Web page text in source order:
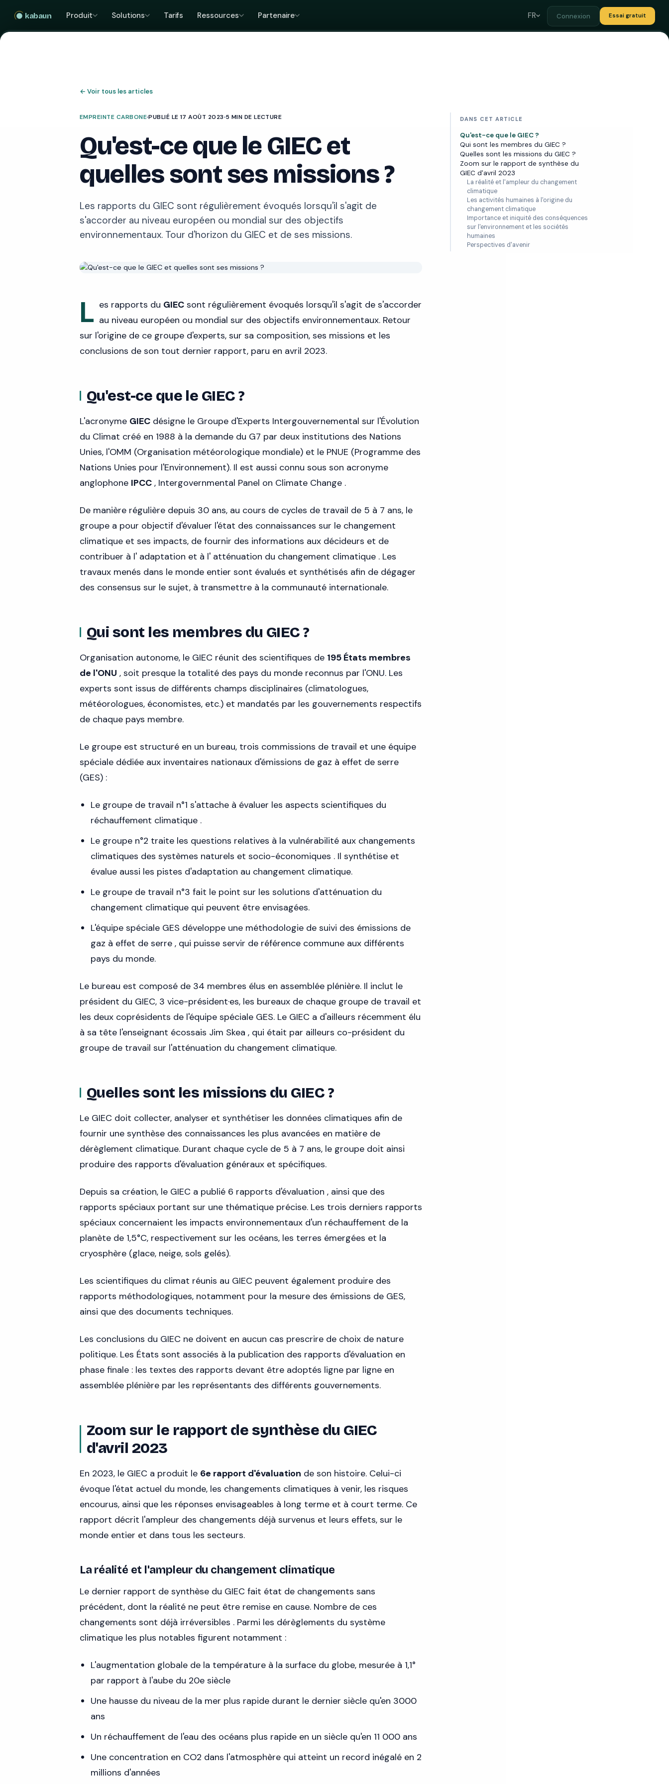
kabaun FR Connexion Essai gratuit
Produit Solutions Tarifs Ressources Partenaire
← Voir tous les articles
EMPREINTE CARBONEPUBLIÉ LE 17 AOÛT 2023 5 MIN DE LECTURE
Qu'est-ce que le GIEC et
quelles sont ses missions ?
Les rapports du GIEC sont régulièrement évoqués lorsqu'il s'agit de
s'accorder au niveau européen ou mondial sur des objectifs
environnementaux. Tour d'horizon du GIEC et de ses missions.
L es rapports du GIEC sont régulièrement évoqués lorsqu'il s'agit de s'accorder
au niveau européen ou mondial sur des objectifs environnementaux. Retour
sur l'origine de ce groupe d'experts, sur sa composition, ses missions et les
conclusions de son tout dernier rapport, paru en avril 2023.
Qu'est-ce que le GIEC ?
L'acronyme GIEC désigne le Groupe d'Experts Intergouvernemental sur l'Évolution
du Climat créé en 1988 à la demande du G7 par deux institutions des Nations
Unies, l'OMM (Organisation météorologique mondiale) et le PNUE (Programme des
Nations Unies pour l'Environnement). Il est aussi connu sous son acronyme
anglophone IPCC , Intergovernmental Panel on Climate Change .
De manière régulière depuis 30 ans, au cours de cycles de travail de 5 à 7 ans, le
groupe a pour objectif d'évaluer l'état des connaissances sur le changement
climatique et ses impacts, de fournir des informations aux décideurs et de
contribuer à l' adaptation et à l' atténuation du changement climatique . Les
travaux menés dans le monde entier sont évalués et synthétisés afin de dégager
des consensus sur le sujet, à transmettre à la communauté internationale.
Qui sont les membres du GIEC ?
Organisation autonome, le GIEC réunit des scientifiques de 195 États membres
de l'ONU , soit presque la totalité des pays du monde reconnus par l'ONU. Les
experts sont issus de différents champs disciplinaires (climatologues,
météorologues, économistes, etc.) et mandatés par les gouvernements respectifs
de chaque pays membre.
Le groupe est structuré en un bureau, trois commissions de travail et une équipe
spéciale dédiée aux inventaires nationaux d'émissions de gaz à effet de serre
(GES) :
Le groupe de travail n°1 s'attache à évaluer les aspects scientifiques du
réchauffement climatique .
Le groupe n°2 traite les questions relatives à la vulnérabilité aux changements
climatiques des systèmes naturels et socio-économiques . Il synthétise et
évalue aussi les pistes d'adaptation au changement climatique.
Le groupe de travail n°3 fait le point sur les solutions d'atténuation du
changement climatique qui peuvent être envisagées.
L'équipe spéciale GES développe une méthodologie de suivi des émissions de
gaz à effet de serre , qui puisse servir de référence commune aux différents
pays du monde.
Le bureau est composé de 34 membres élus en assemblée plénière. Il inclut le
président du GIEC, 3 vice-président·es, les bureaux de chaque groupe de travail et
les deux coprésidents de l'équipe spéciale GES. Le GIEC a d'ailleurs récemment élu
à sa tête l'enseignant écossais Jim Skea , qui était par ailleurs co-président du
groupe de travail sur l'atténuation du changement climatique.
Quelles sont les missions du GIEC ?
Le GIEC doit collecter, analyser et synthétiser les données climatiques afin de
fournir une synthèse des connaissances les plus avancées en matière de
dérèglement climatique. Durant chaque cycle de 5 à 7 ans, le groupe doit ainsi
produire des rapports d'évaluation généraux et spécifiques.
Depuis sa création, le GIEC a publié 6 rapports d'évaluation , ainsi que des
rapports spéciaux portant sur une thématique précise. Les trois derniers rapports
spéciaux concernaient les impacts environnementaux d'un réchauffement de la
planète de 1,5°C, respectivement sur les océans, les terres émergées et la
cryosphère (glace, neige, sols gelés).
Les scientifiques du climat réunis au GIEC peuvent également produire des
rapports méthodologiques, notamment pour la mesure des émissions de GES,
ainsi que des documents techniques.
Les conclusions du GIEC ne doivent en aucun cas prescrire de choix de nature
politique. Les États sont associés à la publication des rapports d'évaluation en
phase finale : les textes des rapports devant être adoptés ligne par ligne en
assemblée plénière par les représentants des différents gouvernements.
Zoom sur le rapport de synthèse du GIEC
d'avril 2023
En 2023, le GIEC a produit le 6e rapport d'évaluation de son histoire. Celui-ci
évoque l'état actuel du monde, les changements climatiques à venir, les risques
encourus, ainsi que les réponses envisageables à long terme et à court terme. Ce
rapport décrit l'ampleur des changements déjà survenus et leurs effets, sur le
monde entier et dans tous les secteurs.
La réalité et l'ampleur du changement climatique
Le dernier rapport de synthèse du GIEC fait état de changements sans
précédent, dont la réalité ne peut être remise en cause. Nombre de ces
changements sont déjà irréversibles . Parmi les dérèglements du système
climatique les plus notables figurent notamment :
L'augmentation globale de la température à la surface du globe, mesurée à 1,1°
par rapport à l'aube du 20e siècle
Une hausse du niveau de la mer plus rapide durant le dernier siècle qu'en 3000
ans
Un réchauffement de l'eau des océans plus rapide en un siècle qu'en 11 000 ans
Une concentration en CO2 dans l'atmosphère qui atteint un record inégalé en 2
millions d'années
DANS CET ARTICLE
Qu'est-ce que le GIEC ?
Qui sont les membres du GIEC ?
Quelles sont les missions du GIEC ?
Zoom sur le rapport de synthèse du
GIEC d'avril 2023
La réalité et l'ampleur du changement
climatique
Les activités humaines à l'origine du
changement climatique
Importance et iniquité des conséquences
sur l'environnement et les sociétés
humaines
Perspectives d'avenir